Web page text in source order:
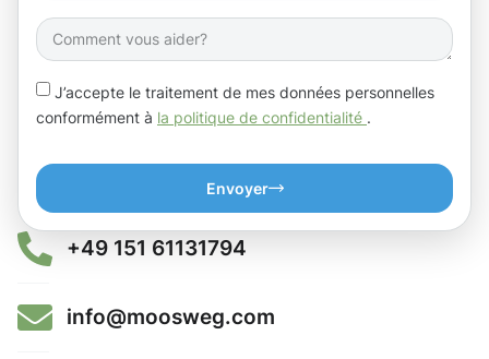
J’accepte le traitement de mes données personnelles
conformément à la politique de confidentialité .
Envoyer
+49 151 61131794
info@moosweg.com